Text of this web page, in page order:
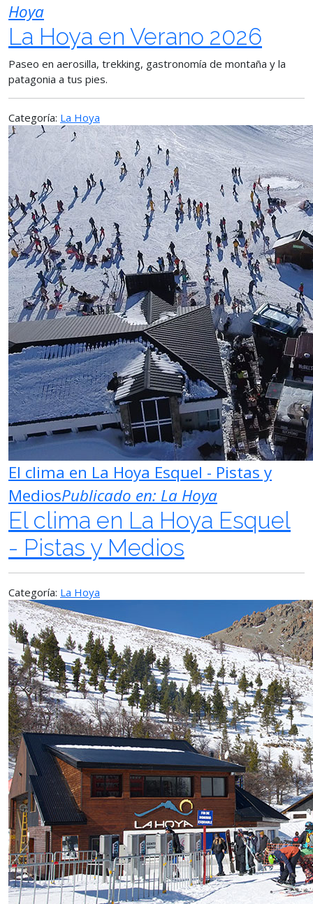
Hoya
La Hoya en Verano 2026
Paseo en aerosilla, trekking, gastronomía de montaña y la
patagonia a tus pies.
Categoría: La Hoya
El clima en La Hoya Esquel - Pistas y
MediosPublicado en: La Hoya
El clima en La Hoya Esquel
- Pistas y Medios
Categoría: La Hoya